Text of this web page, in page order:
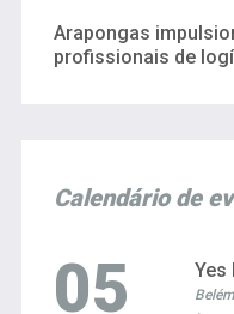
Arapongas
profissionais de
Calendário de
05 Yes